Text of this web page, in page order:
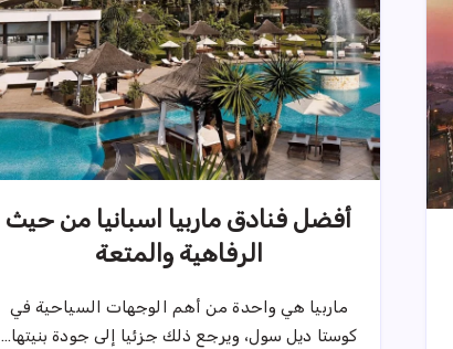
أفضل فنادق ماربيا اسبانيا من حيث
الرفاهية والمتعة
ماربيا هي واحدة من أهم الوجهات السياحية في
كوستا ديل سول، ويرجع ذلك جزئيا إلى جودة بنيتها…